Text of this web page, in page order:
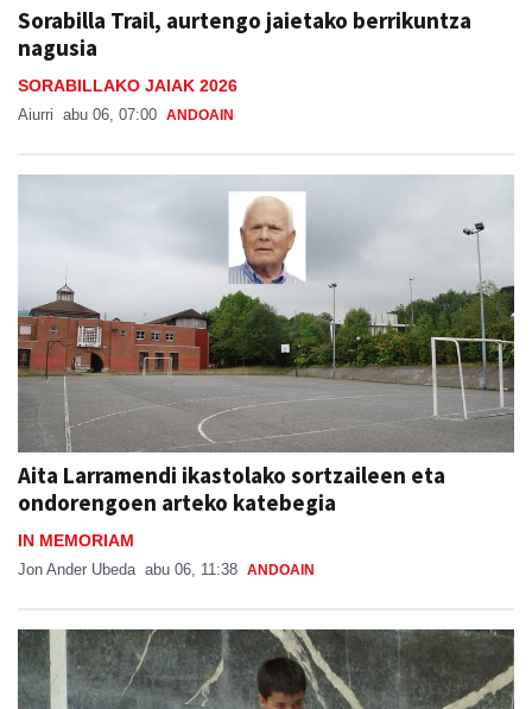
Sorabilla Trail, aurtengo jaietako berrikuntza
nagusia
SORABILLAKO JAIAK 2026
Aiurri abu 06, 07:00 ANDOAIN
Aita Larramendi ikastolako sortzaileen eta
ondorengoen arteko katebegia
IN MEMORIAM
Jon Ander Ubeda abu 06, 11:38 ANDOAIN